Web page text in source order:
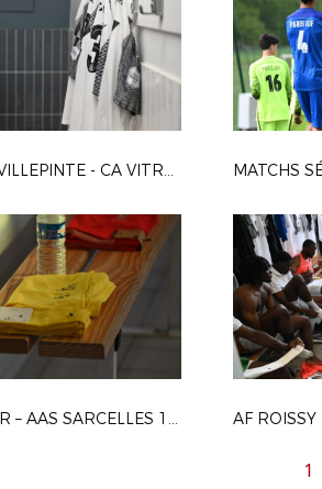
FLAMBOYANTS VILLEPINTE - CA VITRY 2-1 MATCHS
VGA SAINT-MAUR – AAS SARCELLES 1-0
1